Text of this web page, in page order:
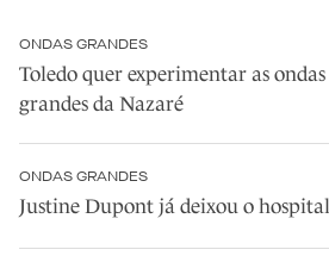
ONDAS GRANDES
Toledo quer experimentar as ondas
grandes da Nazaré
ONDAS GRANDES
Justine Dupont já deixou o hospital